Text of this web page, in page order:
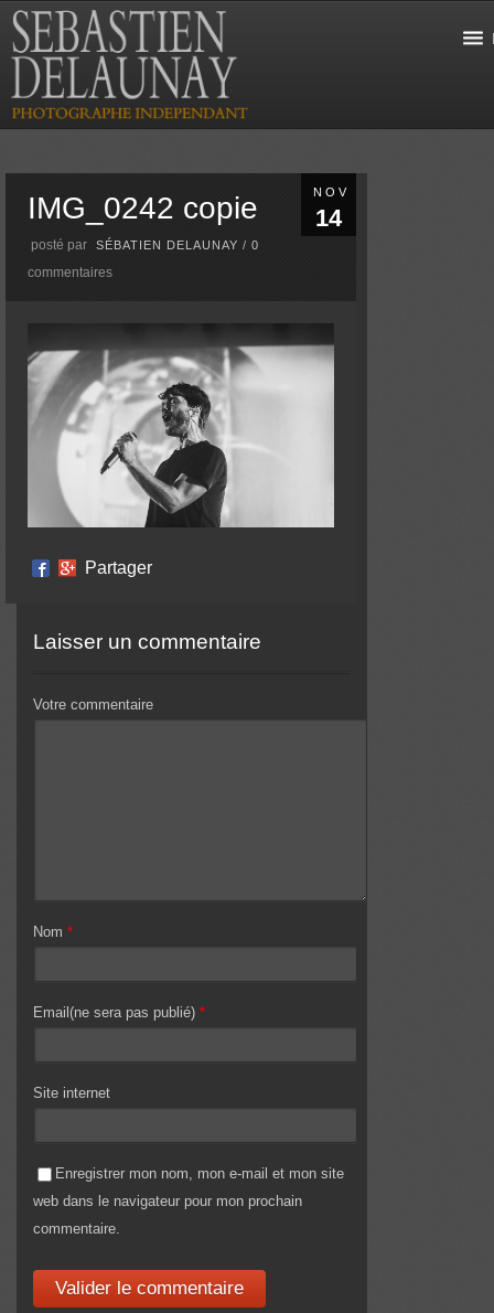
NOV
14
IMG_0242 copie
posté par SÉBATIEN DELAUNAY /0
commentaires
Partager
Laisser un commentaire
Votre commentaire
Nom *
Email(ne sera pas publié) *
Site internet
Enregistrer mon nom, mon e-mail et mon site
web dans le navigateur pour mon prochain
commentaire.